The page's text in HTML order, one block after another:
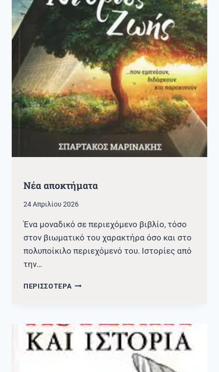
Νέα αποκτήματα
24 Απριλίου 2026
Ένα μοναδικό σε περιεχόμενο βιβλίο, τόσο
στον βιωματικό του χαρακτήρα όσο και στο
πολυποίκιλο περιεχόμενό του. Ιστορίες από
την…
ΠΕΡΙΣΣΟΤΕΡΑ ΝΈΑ